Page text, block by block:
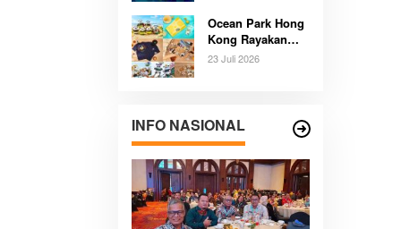
Budaya dan Alam
Tak Terlupakan
Bersama
Ocean Park Hong
Kong Rayakan
Ulang Tahun
Pulang Mobil
Listrik Mewah
23 Juli 2026
INFO NASIONAL